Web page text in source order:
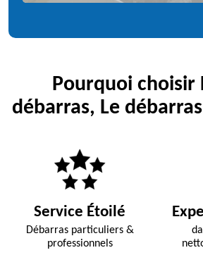
Pourquoi choisir
débarras, Le
Service Étoilé
Débarras particuliers &
professionnels